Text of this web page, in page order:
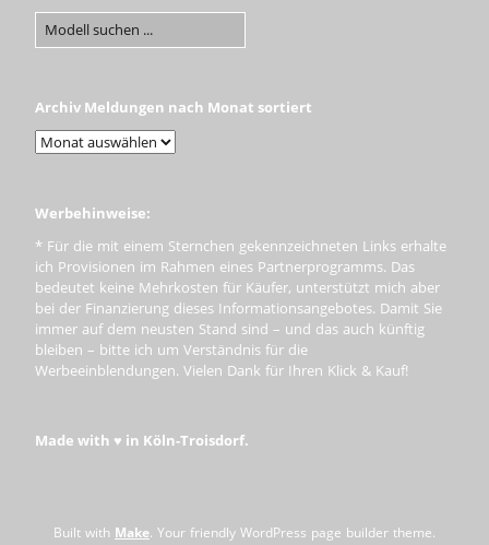
Archiv Meldungen nach Monat sortiert
Werbehinweise:
* Für die mit einem Sternchen gekennzeichneten Links erhalte
ich Provisionen im Rahmen eines Partnerprogramms. Das
bedeutet keine Mehrkosten für Käufer, unterstützt mich aber
bei der Finanzierung dieses Informationsangebotes. Damit Sie
immer auf dem neusten Stand sind – und das auch künftig
bleiben – bitte ich um Verständnis für die
Werbeeinblendungen. Vielen Dank für Ihren Klick & Kauf!
Made with ♥ in Köln-Troisdorf.
Built with Make. Your friendly WordPress page builder theme.